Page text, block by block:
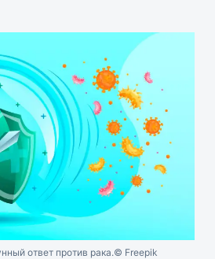
ответ против рака.© Freepik